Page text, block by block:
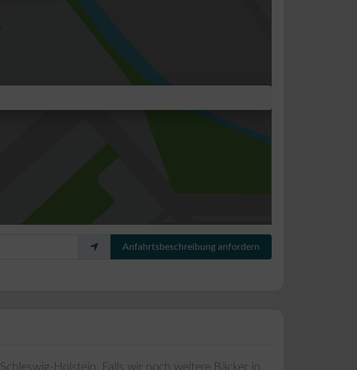
Anfahrtsbeschreibung anfordern
Schleswig-Holstein . Falls wir noch weitere Bäcker in